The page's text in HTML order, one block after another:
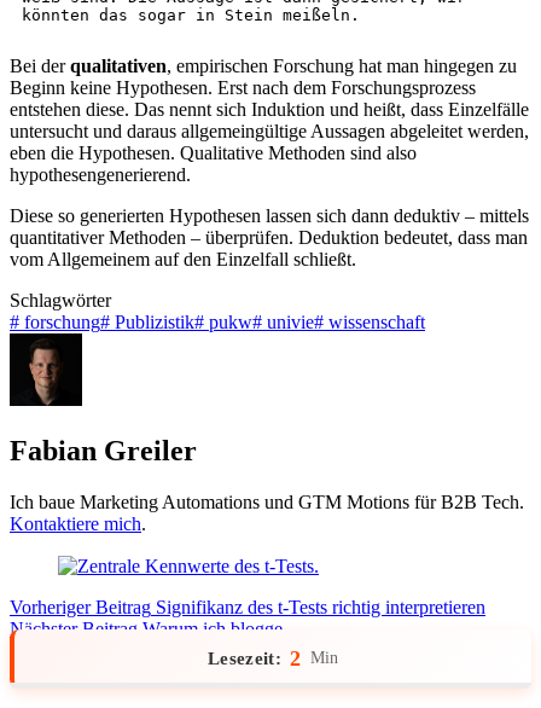
könnten das sogar in Stein meißeln.
Bei derqualitativen, empirischen Forschung hat man hingegen zu
Beginn keine Hypothesen. Erst nach dem Forschungsprozess
entstehen diese. Das nennt sich Induktion und heißt, dass Einzelfälle
untersucht und daraus allgemeingültige Aussagen abgeleitet werden,
eben die Hypothesen. Qualitative Methoden sind also
hypothesengenerierend.
Diese so generierten Hypothesen lassen sich dann deduktiv – mittels
quantitativer Methoden – überprüfen. Deduktion bedeutet, dass man
vom Allgemeinem auf den Einzelfall schließt.
Schlagwörter
# forschung# Publizistik# pukw# univie# wissenschaft
Fabian Greiler
Ich baue Marketing Automations und GTM Motions für B2B Tech.
Kontaktiere mich.
VorherigerBeitrag Signifikanz des t-Tests richtig interpretieren
NächsterBeitrag Warum ich blogge
Lesezeit: 2 Min